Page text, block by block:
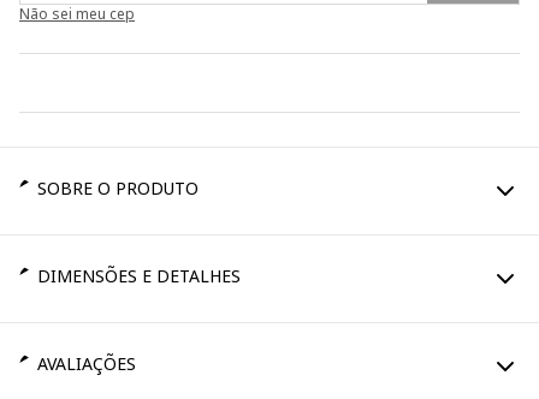
Não sei meu cep
SOBRE O PRODUTO
DIMENSÕES E DETALHES
AVALIAÇÕES